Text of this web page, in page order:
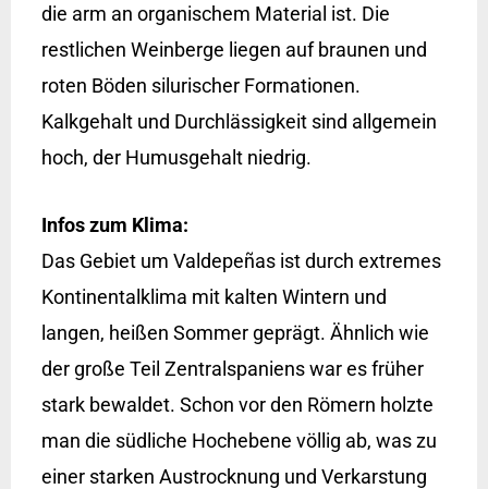
die arm an organischem Material ist. Die
restlichen Weinberge liegen auf braunen und
roten Böden silurischer Formationen.
Kalkgehalt und Durchlässigkeit sind allgemein
hoch, der Humusgehalt niedrig.
Infos zum Klima:
Das Gebiet um Valdepeñas ist durch extremes
Kontinentalklima mit kalten Wintern und
langen, heißen Sommer geprägt. Ähnlich wie
der große Teil Zentralspaniens war es früher
stark bewaldet. Schon vor den Römern holzte
man die südliche Hochebene völlig ab, was zu
einer starken Austrocknung und Verkarstung